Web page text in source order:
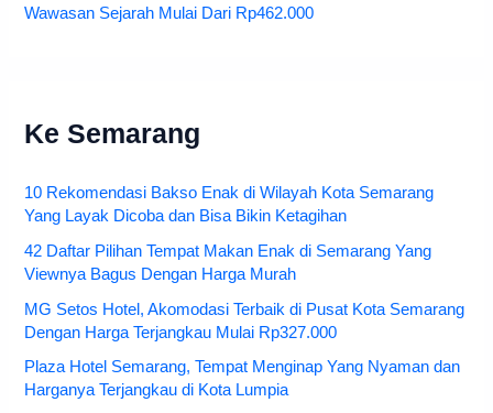
Wawasan Sejarah Mulai Dari Rp462.000
Ke Semarang
10 Rekomendasi Bakso Enak di Wilayah Kota Semarang
Yang Layak Dicoba dan Bisa Bikin Ketagihan
42 Daftar Pilihan Tempat Makan Enak di Semarang Yang
Viewnya Bagus Dengan Harga Murah
MG Setos Hotel, Akomodasi Terbaik di Pusat Kota Semarang
Dengan Harga Terjangkau Mulai Rp327.000
Plaza Hotel Semarang, Tempat Menginap Yang Nyaman dan
Harganya Terjangkau di Kota Lumpia